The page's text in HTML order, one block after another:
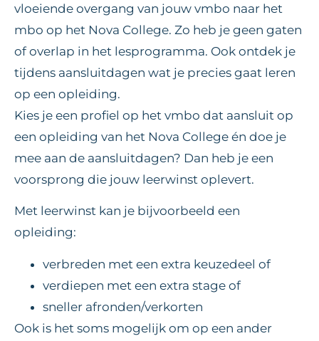
vloeiende overgang van jouw vmbo naar het
mbo op het Nova College. Zo heb je geen gaten
of overlap in het lesprogramma. Ook ontdek je
tijdens aansluitdagen wat je precies gaat leren
op een opleiding.
Kies je een profiel op het vmbo dat aansluit op
een opleiding van het Nova College én doe je
mee aan de aansluitdagen? Dan heb je een
voorsprong die jouw leerwinst oplevert.
Met leerwinst kan je bijvoorbeeld een
opleiding:
verbreden met een extra keuzedeel of
verdiepen met een extra stage of
sneller afronden/verkorten
Ook is het soms mogelijk om op een ander